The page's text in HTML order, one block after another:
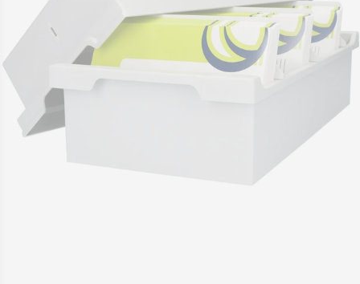
le média 0 en mode modal